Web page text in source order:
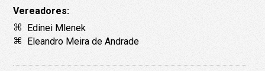
Vereadores:
Edinei Mlenek
Eleandro Meira de Andrade